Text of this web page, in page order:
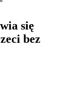
się
bez